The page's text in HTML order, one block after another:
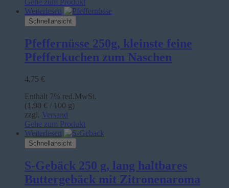
Gehe zum Produkt
Weiterlesen
Schnellansicht
Pfeffernüsse 250g, kleinste feine
Pfefferkuchen zum Naschen
4,75 €
Enthält 7% red.MwSt.
(1,90 € / 100 g)
zzgl. Versand
Gehe zum Produkt
Weiterlesen
Schnellansicht
S-Gebäck 250 g, lang haltbares
Buttergebäck mit Zitronenaroma